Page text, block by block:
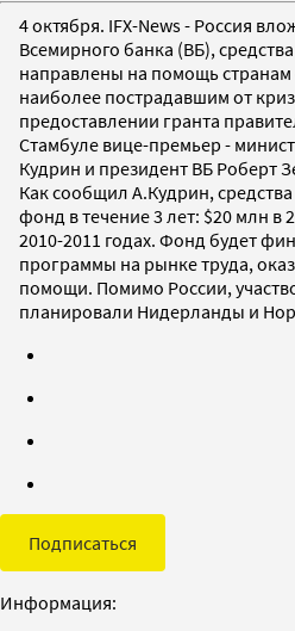
4 октября. IFX-News - Россия
Всемирного банка (ВБ),
направлены на помощь
наиболее пострадавшим от
предоставлении гранта
Стамбуле вице-премьер -
Кудрин и президент ВБ Роберт
Как сообщил А.Кудрин,
фонд в течение 3 лет: $20 млн в
2010-2011 годах. Фонд будет
программы на рынке труда,
помощи. Помимо России,
планировали Нидерланды и
Подписаться
Информация: